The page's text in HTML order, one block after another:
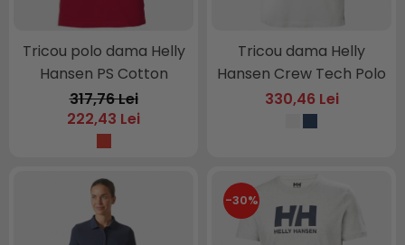
Tricou polo dama Helly
Hansen PS Cotton
317,76 Lei
222,43 Lei
Tricou dama Helly
Hansen Crew Tech Polo
330,46 Lei
-30%